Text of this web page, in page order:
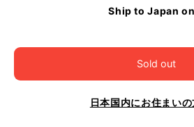
Ship to Japan
Sold out
日本国内にお住まい